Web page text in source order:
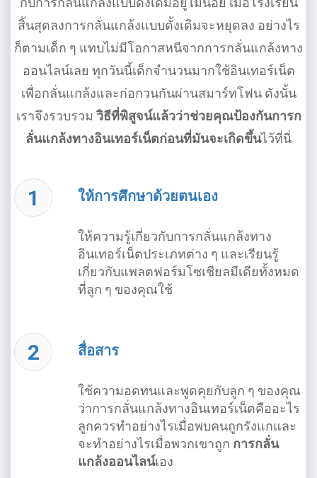
สิ้นสุดลงการกลั่นแกล้งแบบดั้งเดิมจะหยุดลง อย่างไร
ก็ตามเด็ก ๆ แทบไม่มีโอกาสหนีจากการกลั่นแกล้งทาง
ออนไลน์เลย ทุกวันนี้เด็กจํานวนมากใช้อินเทอร์เน็ต
เพื่อกลั่นแกล้งและก่อกวนกันผ่านสมาร์ทโฟน ดังนั้น
เราจึงรวบรวม วิธีที่พิสูจน์แล้วว่าช่วยคุณป้องกันการก
ลั่นแกล้งทางอินเทอร์เน็ตก่อนที่มันจะเกิดขึ้นไว้ที่นี่
ให้การศึกษาด้วยตนเอง
ให้ความรู้เกี่ยวกับการกลั่นแกล้งทาง
อินเทอร์เน็ตประเภทต่าง ๆ และเรียนรู้
เกี่ยวกับแพลตฟอร์มโซเชียลมีเดียทั้งหมด
ที่ลูก ๆ ของคุณใช้
สื่อสาร
ใช้ความอดทนและพูดคุยกับลูก ๆ ของคุณ
ว่าการกลั่นแกล้งทางอินเทอร์เน็ตคืออะไร
ลูกควรทำอย่างไรเมื่อพบคนถูกรังแกและ
จะทําอย่างไรเมื่อพวกเขาถูก การกลั่น
แกล้งออนไลน์เอง